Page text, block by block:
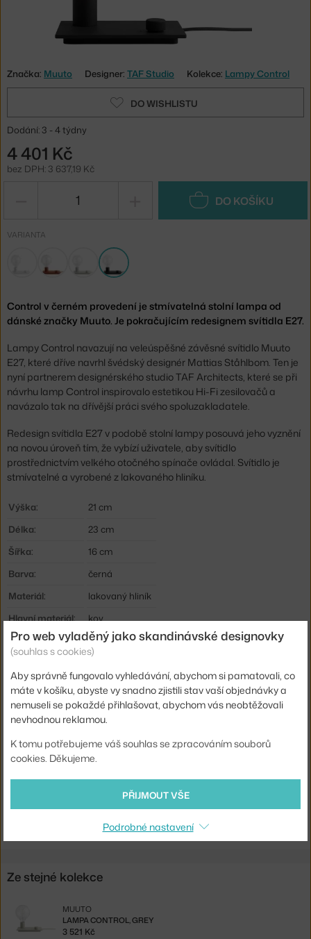
Značka: Muuto Designer: TAF Studio Kolekce: Lampy Control
DO WISHLISTU
Dodání: 3 - 4 týdny
4 401 Kč
bez DPH: 3 637,19 Kč
DO KOŠÍKU
VARIANTA
Control v černém provedení je stmívatelná stolní lampa od
dánské značky Muuto. Je pokračujícím redesignem svítidla E27.
Lampy Control navazují na veleúspěšné závěsné svítidlo Muuto
E27, které dříve navrhl švédský designér Mattias Ståhlbom. Ten je
nyní partnerem designérského studio TAF Architects, které se při
návrhu lamp Control inspirovalo estetikou Hi-Fi zesilovačů a
navázalo tak na dřívější práci svého spoluzakladatele.
Redesign svítidla E27 v podobě stolní lampy posouvá jeho vyznění
na novou úroveň tím, že vybízí uživatele, aby svítidlo
prostřednictvím velkého otočného spínače ovládal. Svítidlo je
stmívatelné a vyrobené z lakovaného hliníku.
Výška:
21 cm
Délka:
23 cm
Šířka:
16 cm
Barva:
černá
Materiál:
lakovaný hliník
Hlavní materiál:
kov
Patice / zdroj:
E27
Distribuce světla:
nepřímé světlo
Zdroj součástí:
ano
Kód produktu
Ste zo Slovenska? Prejdite naLampa Control, black
Shopping from the EU? Switch to Control, black
Ze stejné kolekce
LAMPA CONTROL, GREY
MUUTO
3 521 Kč
Pro web vyladěný jako skandinávské designovky
(souhlas s cookies)
Aby správně fungovalo vyhledávání, abychom si pamatovali, co
máte v košíku, abyste vy snadno zjistili stav vaší objednávky a
nemuseli se pokaždé přihlašovat, abychom vás neobtěžovali
nevhodnou reklamou.
K tomu potřebujeme váš souhlas se zpracováním souborů
cookies. Děkujeme.
PŘIJMOUT VŠE
Podrobné nastavení